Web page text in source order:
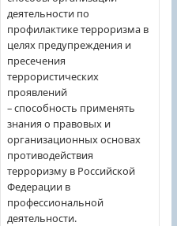
деятельности по
профилактике терроризма в
целях предупреждения и
пресечения
террористических
проявлений
– способность применять
знания о правовых и
организационных основах
противодействия
терроризму в Российской
Федерации в
профессиональной
деятельности.